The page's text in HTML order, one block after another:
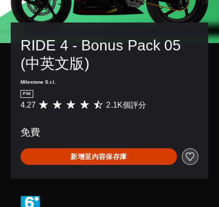
RIDE 4 - Bonus Pack 05
(中英文版)
Milestone S.r.l.
PS4
平
分
4
.
（
4.27 2.1K個評分
免費
新增至內容保存庫